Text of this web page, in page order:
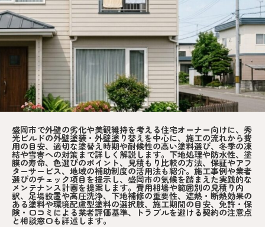
盛岡市で外壁の劣化や美観維持を考える住宅オーナー向けに、秀
光ビルドの外壁塗装・外壁塗り替えを中心に、施工の流れから費
用の目安、適切な塗替え時期や耐候性の高い塗料選び、冬季の凍
結や雪害への対策まで詳しく解説します。下地処理や防水性、塗
膜の寿命、色選びのポイント、見積もり比較の方法、保証やアフ
ターサービス、地域の補助制度の活用法も紹介。施工事例や業者
選びのチェック項目を提示し、盛岡市の気候を踏まえた実践的な
メンテナンス計画を提案します。費用相場や範囲別の見積り内
訳、足場設置や高圧洗浄、下地補修の重要性、遮熱・断熱効果の
ある塗料や環境配慮型塗料の選択肢、施工期間の目安、免許・保
険・口コミによる業者評価基準、トラブルを避ける契約の注意点
と相談窓口も詳述します。